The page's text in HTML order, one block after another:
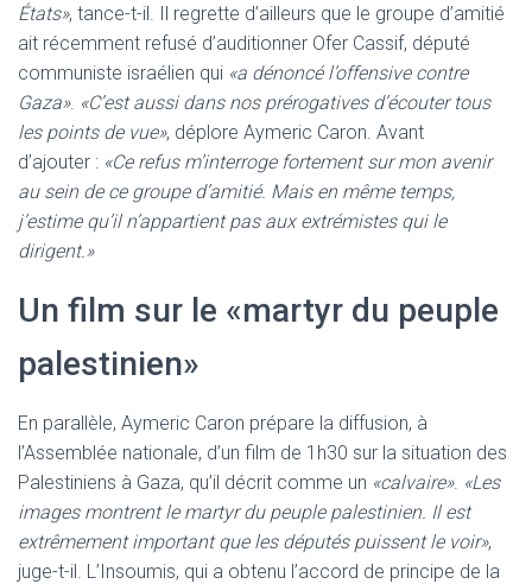
États», tance-t-il. Il regrette d’ailleurs que le groupe d’amitié
ait récemment refusé d’auditionner Ofer Cassif, député
communiste israélien qui «a dénoncé l’offensive contre
Gaza». «C’est aussi dans nos prérogatives d’écouter tous
les points de vue», déplore Aymeric Caron. Avant
d’ajouter : «Ce refus m’interroge fortement sur mon avenir
au sein de ce groupe d’amitié. Mais en même temps,
j’estime qu’il n’appartient pas aux extrémistes qui le
dirigent.»
Un film sur le «martyr du peuple
palestinien»
En parallèle, Aymeric Caron prépare la diffusion, à
l’Assemblée nationale, d’un film de 1h30 sur la situation des
Palestiniens à Gaza, qu’il décrit comme un «calvaire». «Les
images montrent le martyr du peuple palestinien. Il est
extrêmement important que les députés puissent le voir»,
juge-t-il. L’Insoumis, qui a obtenu l’accord de principe de la